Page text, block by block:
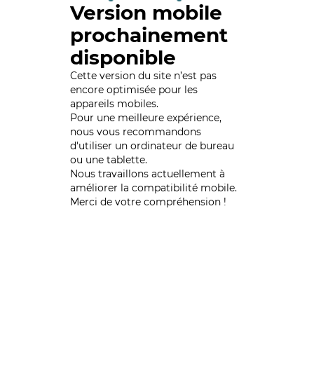
Version mobile
prochainement
disponible
Cette version du site n’est pas
encore optimisée pour les
appareils mobiles.
Pour une meilleure expérience,
nous vous recommandons
d'utiliser un ordinateur de bureau
ou une tablette.
Nous travaillons actuellement à
améliorer la compatibilité mobile.
Merci de votre compréhension !